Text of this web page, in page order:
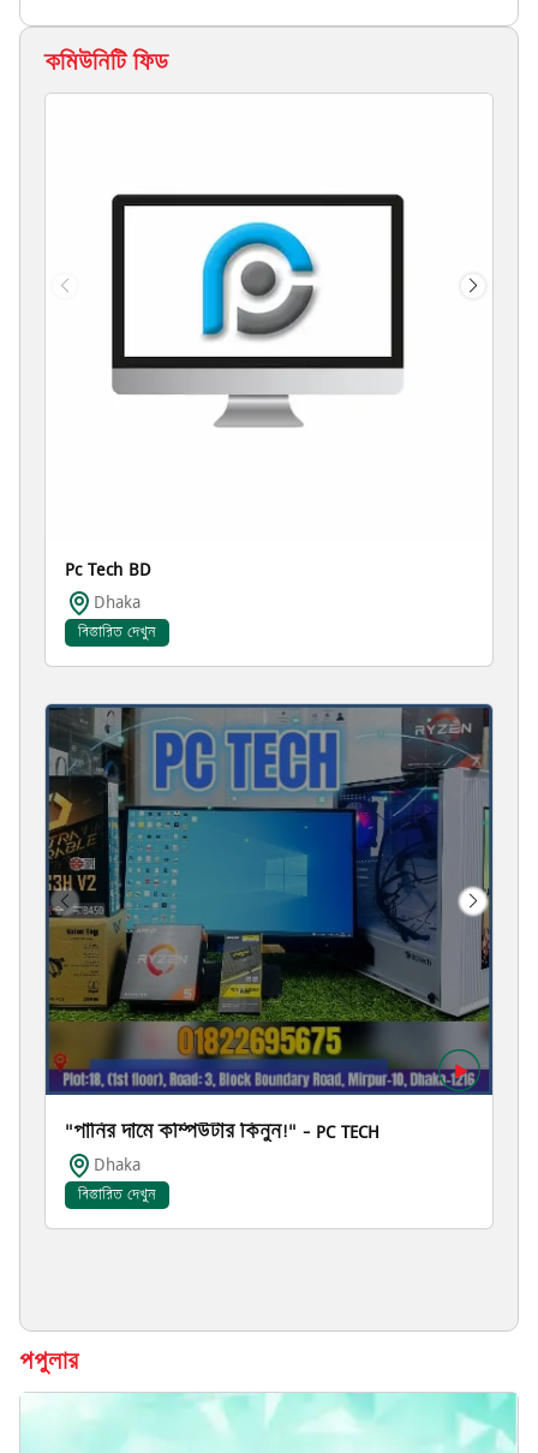
কমিউনিটি ফিড
Pc Tech BD
Dhaka
বিস্তারিত দেখুন
"পানির দামে কম্পিউটার কিনুন!" – PC TECH
Dhaka
বিস্তারিত দেখুন
পপুলার